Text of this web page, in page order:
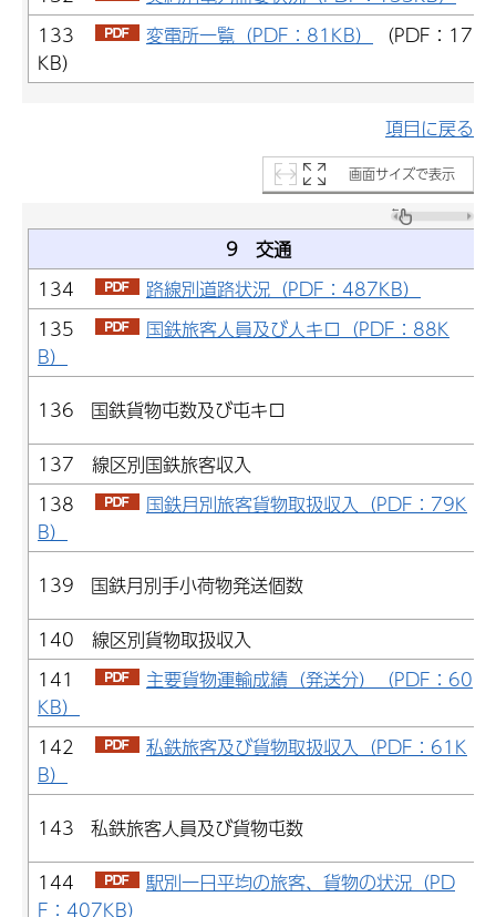
133
変電所一覧（PDF：81KB）
（PDF：170
KB）
項目に戻る
画面サイズで表示
9 交通
134
路線別道路状況（PDF：487KB）
135
国鉄旅客人員及び人キロ（PDF：88K
B）
136 国鉄貨物屯数及び屯キロ
137 線区別国鉄旅客収入
138
国鉄月別旅客貨物取扱収入（PDF：79K
B）
139 国鉄月別手小荷物発送個数
140 線区別貨物取扱収入
141
主要貨物運輸成績（発送分）（PDF：60
KB）
142
私鉄旅客及び貨物取扱収入（PDF：61K
B）
143 私鉄旅客人員及び貨物屯数
144
駅別一日平均の旅客、貨物の状況（PD
F：407KB）